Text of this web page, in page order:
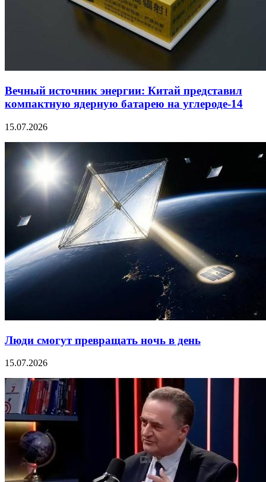
Вечный источник энергии: Китай представил
компактную ядерную батарею на углероде-14
15.07.2026
Люди смогут превращать ночь в день
15.07.2026